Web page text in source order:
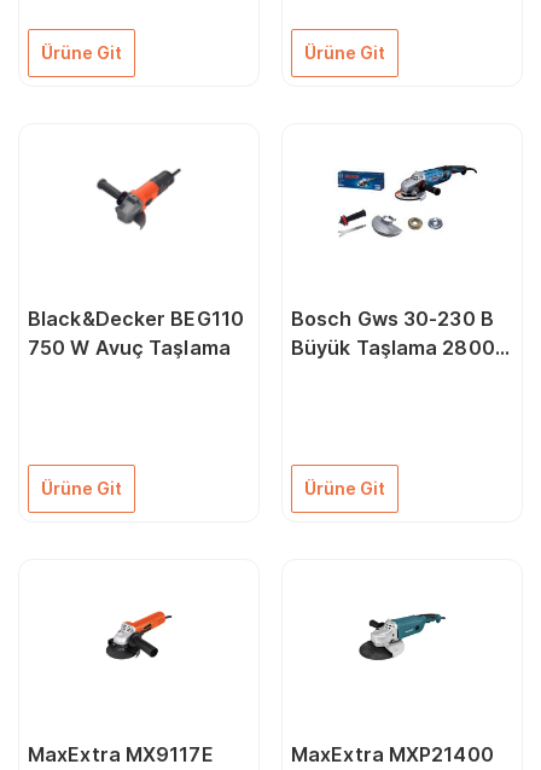
Ürüne Git Ürüne Git
Black&Decker BEG110
750 W Avuç Taşlama
Ürüne Git
Bosch Gws 30-230 B
Büyük Taşlama 2800
Ürüne Git
MaxExtra MX9117E
MaxExtra MXP21400